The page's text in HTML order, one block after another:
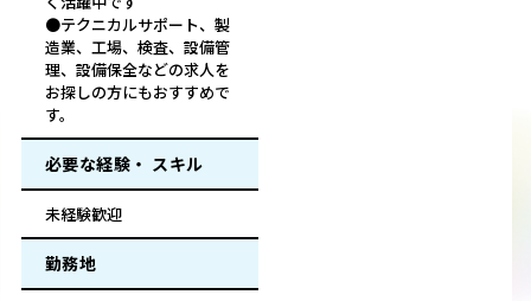
●テクニカルサポート、製
造業、工場、検査、設備管
理、設備保全などの求人を
お探しの方にもおすすめで
す。
必要な経験・ スキル
未経験歓迎
勤務地